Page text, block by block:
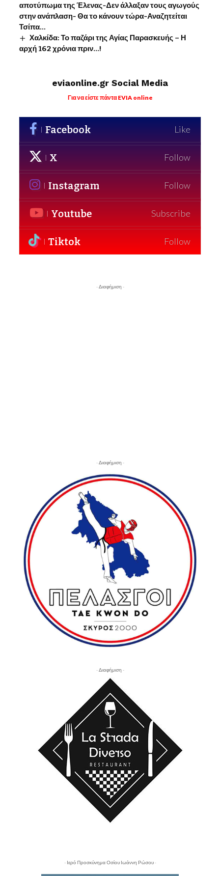
αποτύπωμα της Έλενας-Δεν άλλαξαν τους αγωγούς
στην ανάπλαση- Θα το κάνουν τώρα-Αναζητείται
Τσίπα…
Χαλκίδα: Το παζάρι της Αγίας Παρασκευής – Η
αρχή 162 χρόνια πριν…!
eviaonline.gr Social Media
Για να είστε πάντα EVIA online
Facebook Like
X Follow
Instagram Follow
Youtube Subscribe
Tiktok Follow
- Διαφήμιση -
- Διαφήμιση -
- Διαφήμιση -
- Ιερό Προσκύνημα Οσίου Ιωάννη Ρώσου -